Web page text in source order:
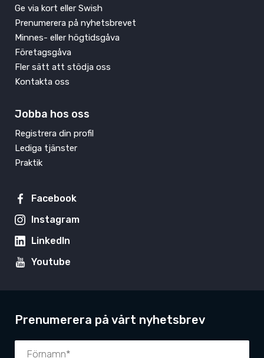
Ge via kort eller Swish
Prenumerera på nyhetsbrevet
Minnes- eller högtidsgåva
Företagsgåva
Fler sätt att stödja oss
Kontakta oss
Jobba hos oss
Registrera din profil
Lediga tjänster
Praktik
Facebook
Instagram
LinkedIn
Youtube
Prenumerera på vårt nyhetsbrev